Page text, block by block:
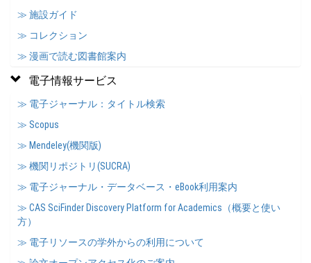
≫ 施設ガイド
≫ コレクション
≫ 漫画で読む図書館案内
電子情報サービス
≫ 電子ジャーナル：タイトル検索
≫ Scopus
≫ Mendeley(機関版)
≫ 機関リポジトリ(SUCRA)
≫ 電子ジャーナル・データベース・eBook利用案内
≫ CAS SciFinder Discovery Platform for Academics（概要と使い
方）
≫ 電子リソースの学外からの利用について